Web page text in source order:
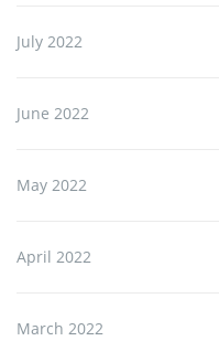
July 2022
June 2022
May 2022
April 2022
March 2022